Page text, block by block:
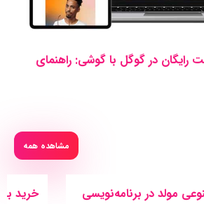
در گوگل با گوشی: راهنمای
مشاهده همه
مولد در برنامه‌نویسی
خرید